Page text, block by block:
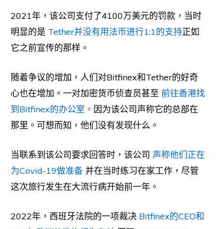
2021年，该公司支付了4100万美元的罚款，当时
明显的是 Tether并没有用法币进行1:1的支持正如
它之前宣传的那样。
随着争议的增加，人们对Bitfinex和Tether的好奇
心也在增加。一对加密货币侦查员甚至 前往香港找
到Bitfinex的办公室。 因为该公司声称它的总部在
那里。可想而知，他们没有发现什么。
当联系到该公司要求回答时，该公司 声称他们正在
为Covid-19做准备 并在当时练习在家工作，尽管
这次旅行发生在大流行病开始前一年。
2022年，西班牙法院的一项裁决 Bitfinex的CEO和